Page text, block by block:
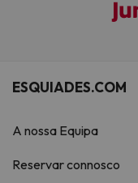
ESQUIADES.COM
A nossa Equipa
Reservar connosco